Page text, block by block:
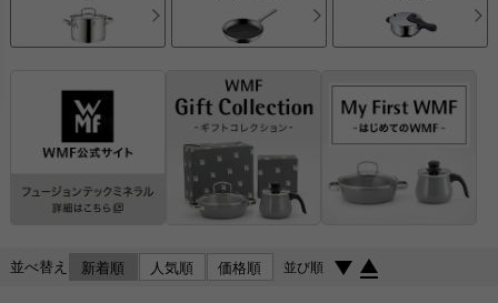
並べ替え 新着順 人気順 価格順 並び順